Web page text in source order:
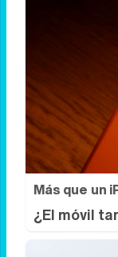
No es un
Este coche
casa